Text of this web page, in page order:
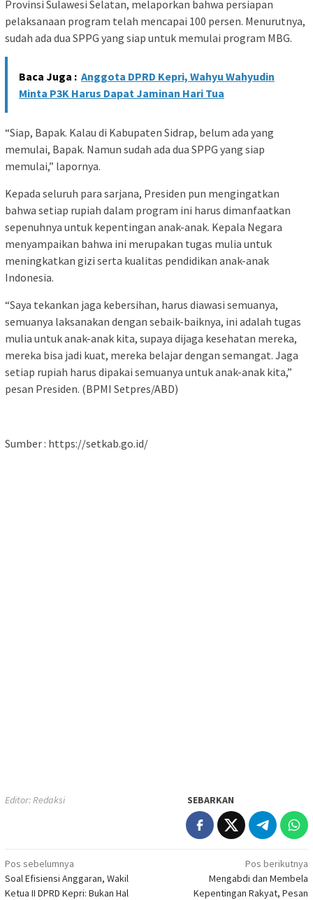
Provinsi Sulawesi Selatan, melaporkan bahwa persiapan
pelaksanaan program telah mencapai 100 persen. Menurutnya,
sudah ada dua SPPG yang siap untuk memulai program MBG.
Baca Juga : Anggota DPRD Kepri, Wahyu Wahyudin
Minta P3K Harus Dapat Jaminan Hari Tua
“Siap, Bapak. Kalau di Kabupaten Sidrap, belum ada yang
memulai, Bapak. Namun sudah ada dua SPPG yang siap
memulai,” lapornya.
Kepada seluruh para sarjana, Presiden pun mengingatkan
bahwa setiap rupiah dalam program ini harus dimanfaatkan
sepenuhnya untuk kepentingan anak-anak. Kepala Negara
menyampaikan bahwa ini merupakan tugas mulia untuk
meningkatkan gizi serta kualitas pendidikan anak-anak
Indonesia.
“Saya tekankan jaga kebersihan, harus diawasi semuanya,
semuanya laksanakan dengan sebaik-baiknya, ini adalah tugas
mulia untuk anak-anak kita, supaya dijaga kesehatan mereka,
mereka bisa jadi kuat, mereka belajar dengan semangat. Jaga
setiap rupiah harus dipakai semuanya untuk anak-anak kita,”
pesan Presiden. (BPMI Setpres/ABD)
Sumber : https://setkab.go.id/
Editor: Redaksi SEBARKAN
Navigasi
pos
Pos sebelumnya
Soal Efisiensi Anggaran, Wakil
Ketua II DPRD Kepri: Bukan Hal
Pos berikutnya
Mengabdi dan Membela
Kepentingan Rakyat, Pesan